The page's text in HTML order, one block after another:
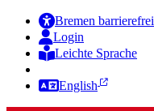
Bremen barrierefrei
Login
Leichte Sprache
English